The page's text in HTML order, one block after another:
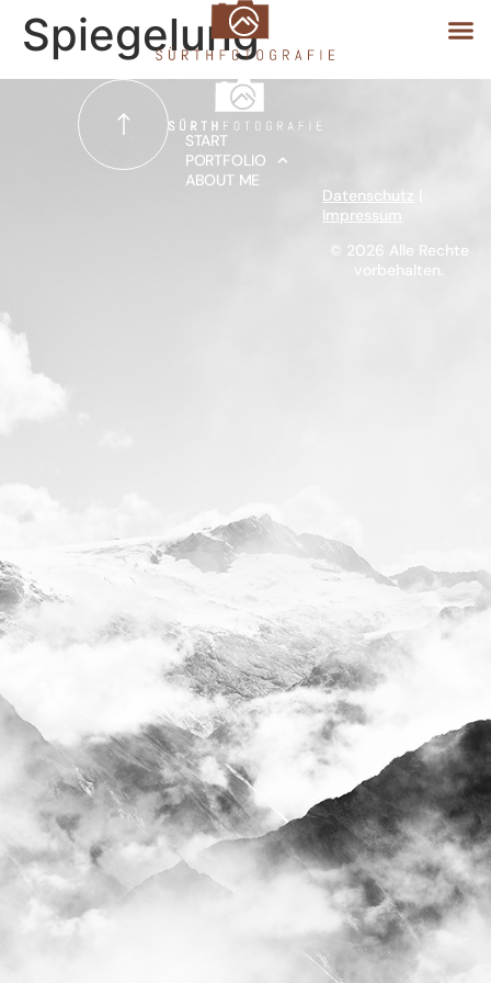
START
PORTFOLIO
Spiegelung
Datenschutz
Impressum
© 2026 Alle Rechte
vorbehalten.
START
PORTFOLIO
ABOUT ME